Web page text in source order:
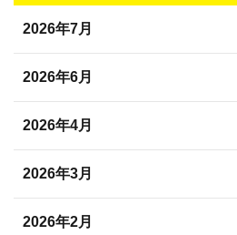
2026年7月
2026年6月
2026年4月
2026年3月
2026年2月